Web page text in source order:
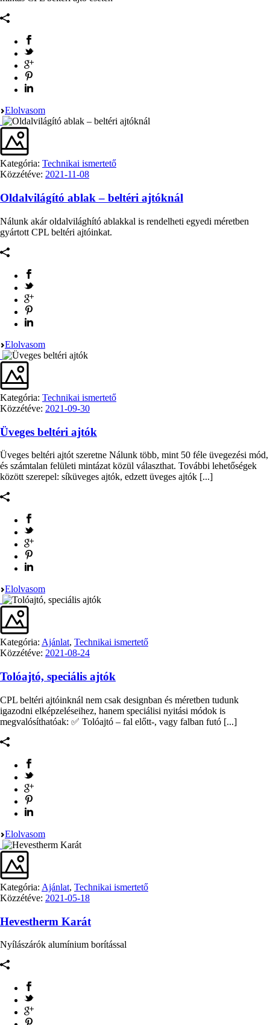
Elolvasom
Kategória: Technikai ismertető
Közzétéve: 2021-11-08
Oldalvilágító ablak – beltéri ajtóknál
Nálunk akár oldalvilághító ablakkal is rendelheti egyedi méretben
gyártott CPL beltéri ajtóinkat.
Elolvasom
Kategória: Technikai ismertető
Közzétéve: 2021-09-30
Üveges beltéri ajtók
Üveges beltéri ajtót szeretne Nálunk több, mint 50 féle üvegezési mód,
és számtalan felületi mintázat közül választhat. További lehetőségek
között szerepel: síküveges ajtók, edzett üveges ajtók [...]
Elolvasom
Kategória: Ajánlat, Technikai ismertető
Közzétéve: 2021-08-24
Tolóajtó, speciális ajtók
CPL beltéri ajtóinknál nem csak designban és méretben tudunk
igazodni elképzeléseihez, hanem speciálisi nyitási módok is
megvalósíthatóak: ✅ Tolóajtó – fal előtt-, vagy falban futó [...]
Elolvasom
Kategória: Ajánlat, Technikai ismertető
Közzétéve: 2021-05-18
Hevestherm Karát
Nyílászárók alumínium borítással